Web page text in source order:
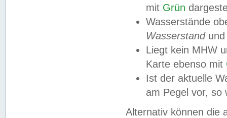
mit Grün
Wasserstände
Wasserstandund
Liegt kein MHW
Karte ebenso mit
Ist der aktuelle
am Pegel vor,
Alternativ können die